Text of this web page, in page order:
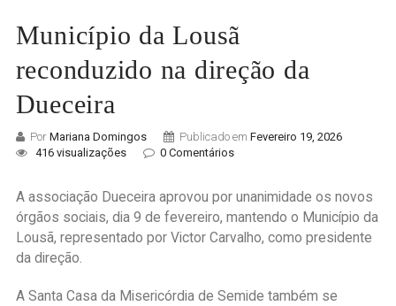
Município da Lousã
reconduzido na direção da
Dueceira
Por Mariana Domingos Publicado em Fevereiro 19, 2026
416 visualizações
0 Comentários
A associação Dueceira aprovou por unanimidade os novos
órgãos sociais, dia 9 de fevereiro, mantendo o Município da
Lousã, representado por Victor Carvalho, como presidente
da direção.
A Santa Casa da Misericórdia de Semide também se